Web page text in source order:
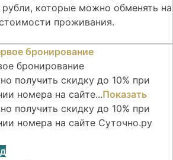
рубли, которые можно обменять на
проживания.
бронирование
получить скидку до 10% при
номера на сайте...Показать
получить скидку до 10% при
номера на сайте Суточно.ру